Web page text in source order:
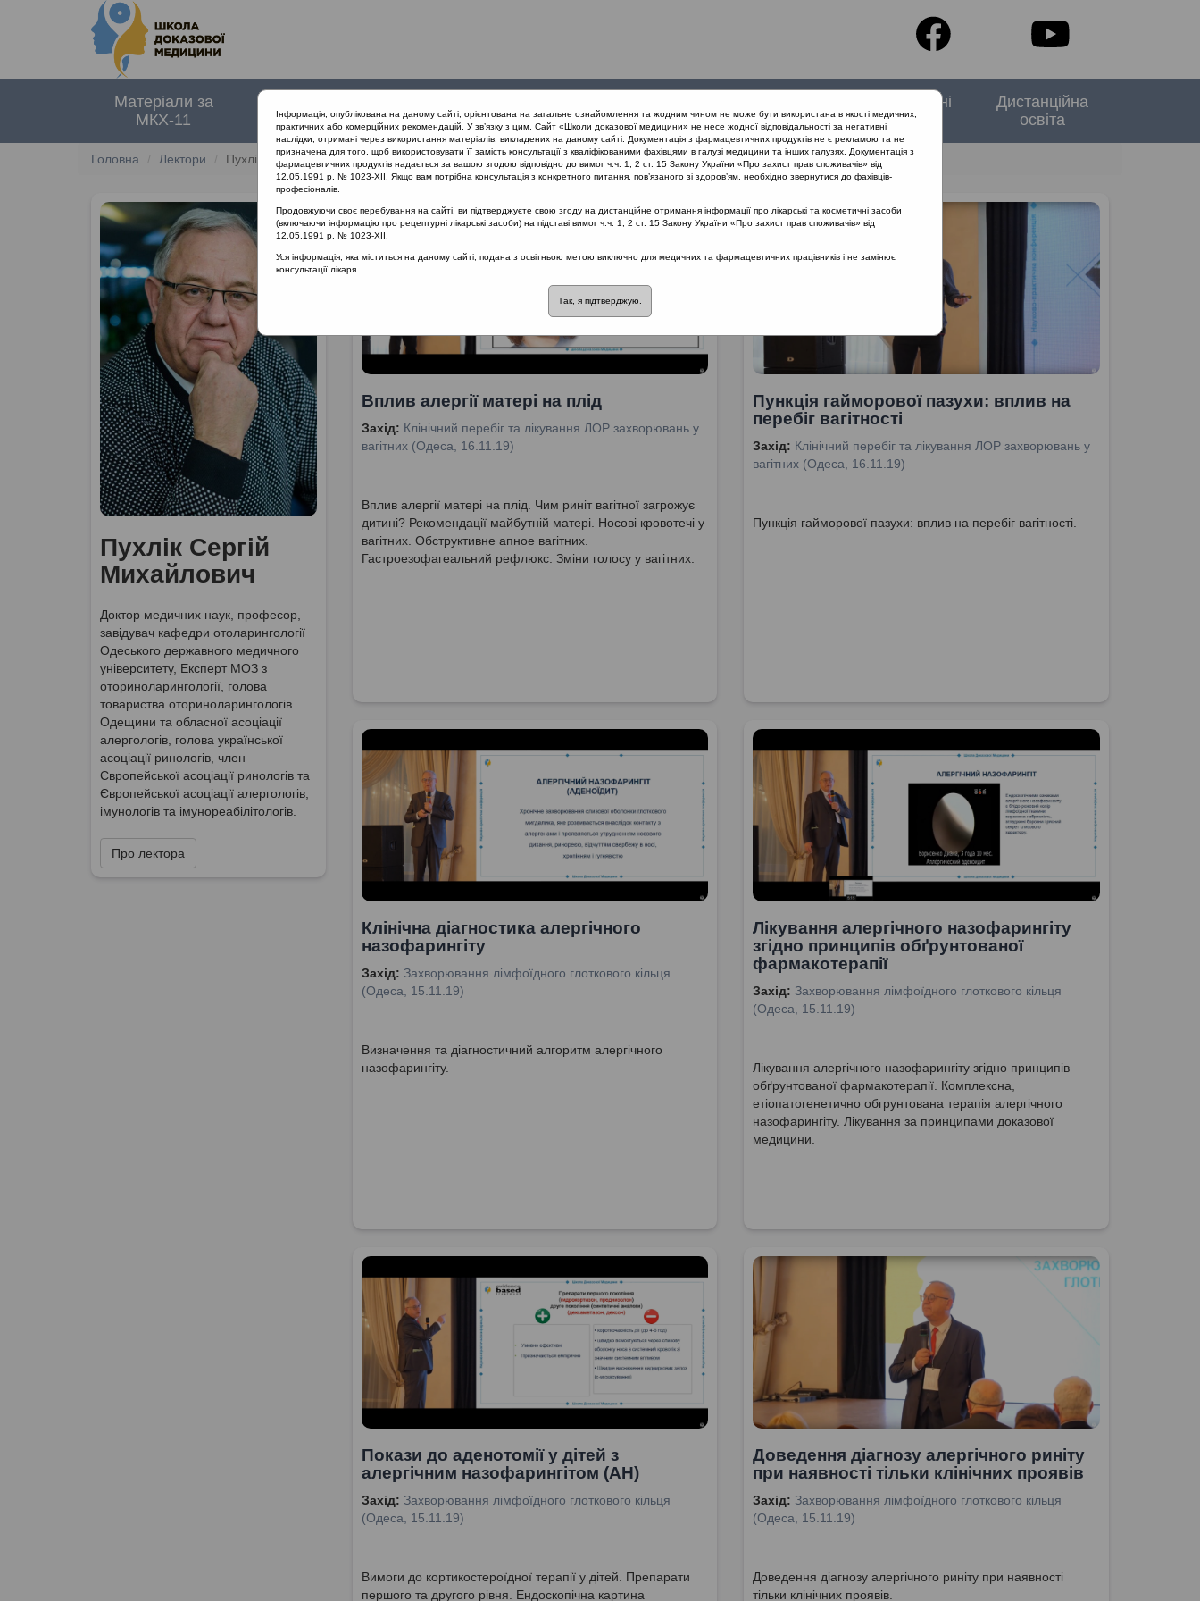
Матеріали за
МКХ-11
документи
заходи
проекту
Спеціальні
випуски
Дистанційна
освіта
Головна Лектори Пухлік Сергій Михайлович
Пухлік Сергій
Михайлович
Доктор медичних наук, професор,
завідувач кафедри отоларингології
Одеського державного медичного
університету, Експерт МОЗ з
оториноларингології, голова
товариства оториноларингологів
Одещини та обласної асоціації
алергологів, голова української
асоціації ринологів, член
Європейської асоціації ринологів та
Європейської асоціації алергологів,
імунологів та імунореабілітологів.
Про лектора
Вплив алергії матері на плід
Захід: Клінічний перебіг та лікування ЛОР захворювань у
вагітних (Одеса, 16.11.19)
Вплив алергії матері на плід. Чим риніт вагітної загрожує
дитині? Рекомендації майбутній матері. Носові кровотечі у
вагітних. Обструктивне апное вагітних.
Гастроезофагеальний рефлюкс. Зміни голосу у вагітних.
Пункція гайморової пазухи: вплив на
перебіг вагітності
Захід: Клінічний перебіг та лікування ЛОР захворювань у
вагітних (Одеса, 16.11.19)
Пункція гайморової пазухи: вплив на перебіг вагітності.
Клінічна діагностика алергічного
назофарингіту
Захід: Захворювання лімфоїдного глоткового кільця
(Одеса, 15.11.19)
Визначення та діагностичний алгоритм алергічного
назофарингіту.
Лікування алергічного назофарингіту
згідно принципів обґрунтованої
фармакотерапії
Захід: Захворювання лімфоїдного глоткового кільця
(Одеса, 15.11.19)
Лікування алергічного назофарингіту згідно принципів
обґрунтованої фармакотерапії. Комплексна,
етіопатогенетично обгрунтована терапія алергічного
назофарингіту. Лікування за принципами доказової
медицини.
Покази до аденотомії у дітей з
алергічним назофарингітом (АН)
Захід: Захворювання лімфоїдного глоткового кільця
(Одеса, 15.11.19)
Вимоги до кортикостероїдної терапії у дітей. Препарати
першого та другого рівня. Ендоскопічна картина
Доведення діагнозу алергічного риніту
при наявності тільки клінічних проявів
Захід: Захворювання лімфоїдного глоткового кільця
(Одеса, 15.11.19)
Доведення діагнозу алергічного риніту при наявності
тільки клінічних проявів.
Інформація, опублікована на даному сайті, орієнтована на загальне ознайомлення та жодним чином не може бути використана в якості медичних,
практичних або комерційних рекомендацій. У зв’язку з цим, Сайт «Школи доказової медицини» не несе жодної відповідальності за негативні
наслідки, отримані через використання матеріалів, викладених на даному сайті. Документація з фармацевтичних продуктів не є рекламою та не
призначена для того, щоб використовувати її замість консультації з кваліфікованими фахівцями в галузі медицини та інших галузях. Документація з
фармацевтичних продуктів надається за вашою згодою відповідно до вимог ч.ч. 1, 2 ст. 15 Закону України «Про захист прав споживачів» від
12.05.1991 р. № 1023-XII. Якщо вам потрібна консультація з конкретного питання, пов’язаного зі здоров’ям, необхідно звернутися до фахівців-
професіоналів.
Продовжуючи своє перебування на сайті, ви підтверджуєте свою згоду на дистанційне отримання інформації про лікарські та косметичні засоби
(включаючи інформацію про рецептурні лікарські засоби) на підставі вимог ч.ч. 1, 2 ст. 15 Закону України «Про захист прав споживачів» від
12.05.1991 р. № 1023-XII.
Уся інформація, яка міститься на даному сайті, подана з освітньою метою виключно для медичних та фармацевтичних працівників і не замінює
консультації лікаря.
Так, я підтверджую.